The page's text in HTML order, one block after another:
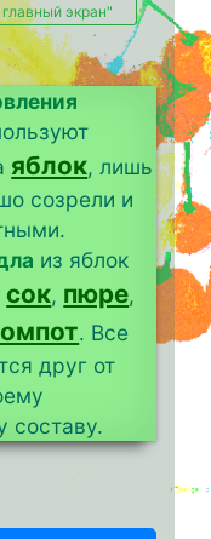
экран"
яблок, лишь
созрели и
из яблок
сок, пюре,
. Все
друг от
составу.